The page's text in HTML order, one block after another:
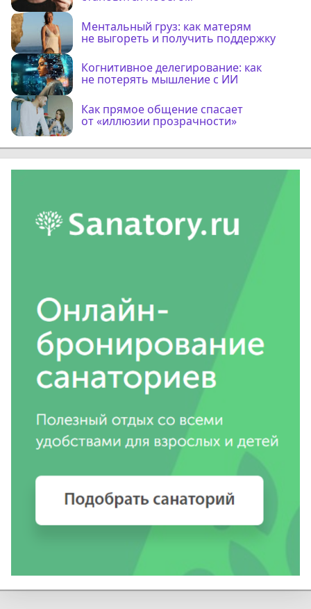
Ментальный груз: как матерям
не выгореть и получить поддержку
Когнитивное делегирование: как
не потерять мышление с ИИ
Как прямое общение спасает
от «иллюзии прозрачности»